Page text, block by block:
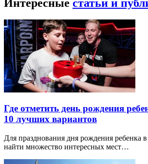
Интересные статьи и
Где отметить день рождения
10 лучших вариантов
Для празднования дня рождения ребенка
найти множество интересных мест…